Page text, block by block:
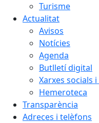
Turisme
Actualitat
Avisos
Notícies
Agenda
Butlletí digital
Xarxes socials i
Hemeroteca
Transparència
Adreces i telèfons